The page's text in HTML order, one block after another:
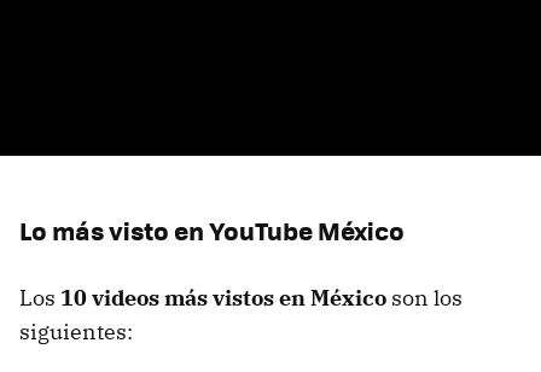
Lo más visto en YouTube México
Los 10 videos más vistos en México son los
siguientes: